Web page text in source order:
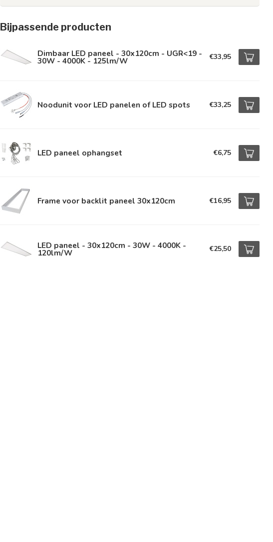
Bijpassende producten
Dimbaar LED paneel - 30x120cm - UGR<19 -
30W - 4000K - 125lm/W €33,95
Noodunit voor LED panelen of LED spots €33,25
LED paneel ophangset €6,75
Frame voor backlit paneel 30x120cm €16,95
LED paneel - 30x120cm - 30W - 4000K -
120lm/W €25,50